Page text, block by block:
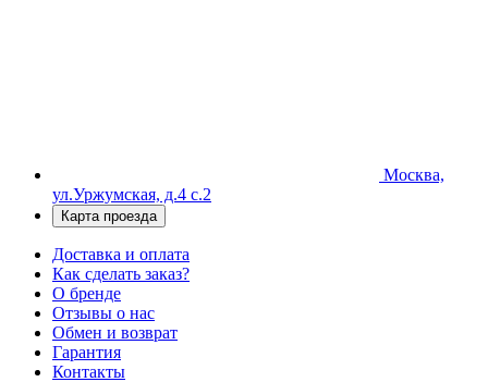
Москва,
ул.Уржумская, д.4 с.2
Карта проезда
Доставка и оплата
Как сделать заказ?
О бренде
Отзывы о нас
Обмен и возврат
Гарантия
Контакты